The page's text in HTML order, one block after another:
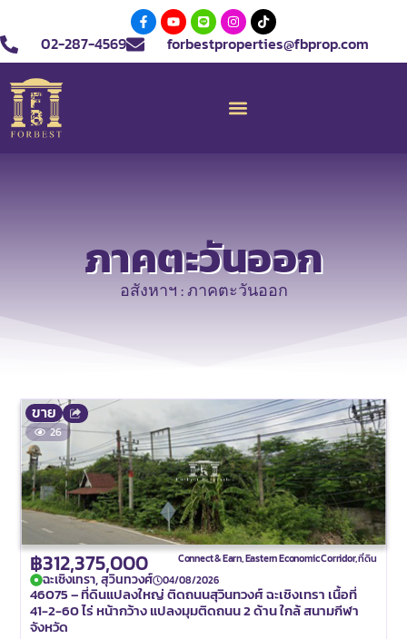
02-287-4569 forbestproperties@fbprop.com
ภาคตะวันออก
อสังหาฯ : ภาคตะวันออก
ขาย
26
฿312,375,000 Connect & Earn,Eastern Economic Corridor,ที่ดิน
ฉะเชิงเทรา, สุวินทวงศ์ 04/08/2026
46075 – ที่ดินแปลงใหญ่ ติดถนนสุวินทวงศ์ ฉะเชิงเทรา เนื้อที่
41-2-60 ไร่ หน้ากว้าง แปลงมุมติดถนน 2 ด้าน ใกล้ สนามกีฬา
จังหวัด